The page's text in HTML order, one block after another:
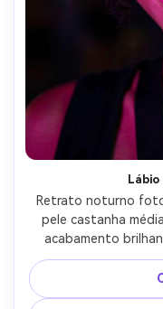
Retrato noturno
pele castanha
acabamento
minúsculas do
luzes coloridas do
com géis magenta